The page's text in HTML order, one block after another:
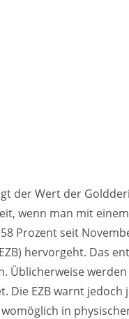
der Wert der
wenn man mit
Prozent seit
hervorgeht. Das
Üblicherweise
Die EZB warnt
in